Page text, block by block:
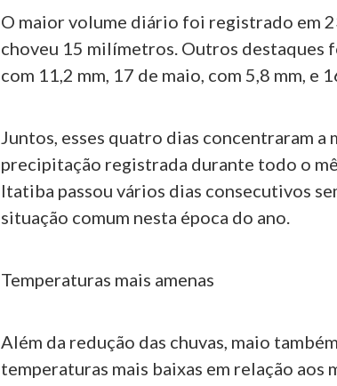
O maior volume diário foi registrado em
choveu 15 milímetros. Outros destaques
com 11,2 mm, 17 de maio, com 5,8 mm, e
Juntos, esses quatro dias concentraram a
precipitação registrada durante todo o
Itatiba passou vários dias consecutivos
situação comum nesta época do ano.
Temperaturas mais amenas
Além da redução das chuvas, maio
temperaturas mais baixas em relação aos